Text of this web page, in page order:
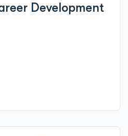
Development